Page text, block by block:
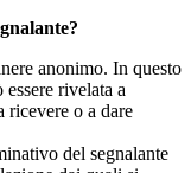
anonimo. In questo
rivelata a
ricevere o a dare
del segnalante